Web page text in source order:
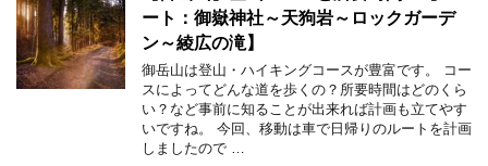
ート：御嶽神社～天狗岩～ロックガーデ
ン～綾広の滝】
御岳山は登山・ハイキングコースが豊富です。 コー
スによってどんな道を歩くの？所要時間はどのくら
い？など事前に知ることが出来れば計画も立てやす
いですね。 今回、移動は車で日帰りのルートを計画
しましたので …